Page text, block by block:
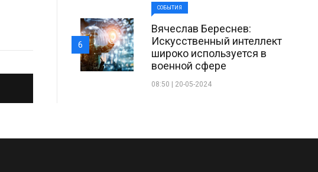
СОБЫТИЯ
Вячеслав Береснев:
Искусственный интеллект
широко используется в
военной сфере
08:50 | 20-05-2024
6